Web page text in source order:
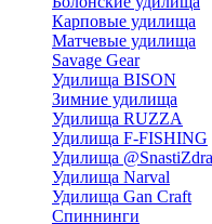
Карповые удилища
Матчевые удилища
Savage Gear
Удилища BISON
Зимние удилища
Удилища RUZZA
Удилища F-FISHING
Удилища
Удилища Narval
Удилища Gan Craft
Спиннинги